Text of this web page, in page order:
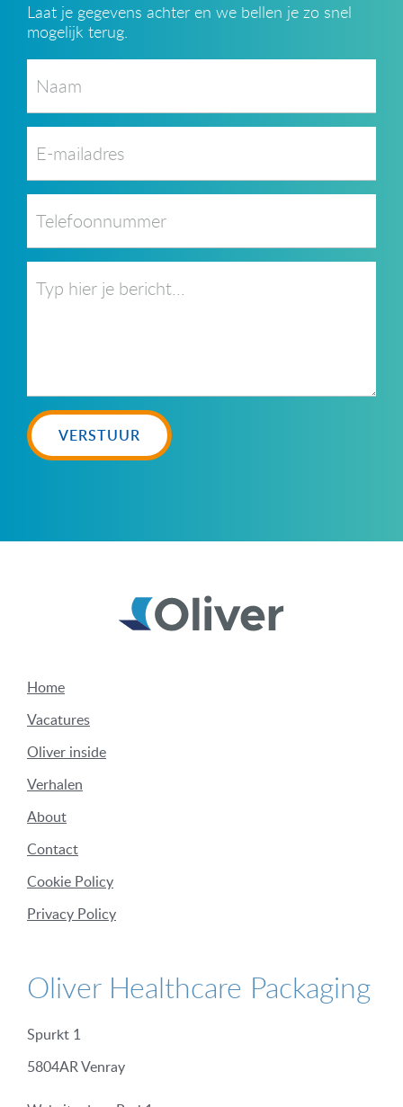
Laat je gegevens achter en we bellen je zo snel
mogelijk terug.
VERSTUUR
Home
Vacatures
Oliver inside
Verhalen
About
Contact
Cookie Policy
Privacy Policy
Oliver Healthcare Packaging
Spurkt 1
5804AR Venray